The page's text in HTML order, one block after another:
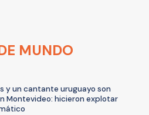
MUNDO
y un cantante uruguayo son
Montevideo: hicieron explotar